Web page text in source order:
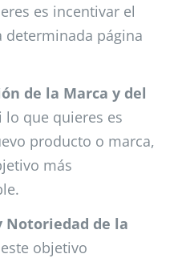
es incentivar el
determinada página
de la Marca y del
lo que quieres es
producto o marca,
más
Notoriedad de la
objetivo